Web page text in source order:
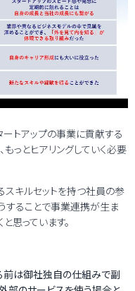
ートアップの事業に貢献する
っとヒアリングしていく必要
スキルセットを持つ社員の参
することで事業連携が生ま
思っています。
は御社独自の仕組みで副